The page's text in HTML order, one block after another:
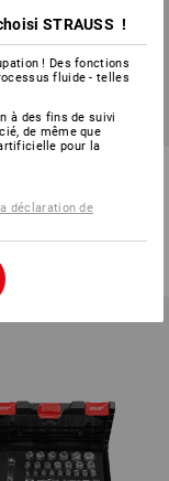
LOT -30%
CHF 84.89
STRAUSS !
! Des fonctions
fluide - telles
à des fins de suivi
de même que
pour la
la déclaration de